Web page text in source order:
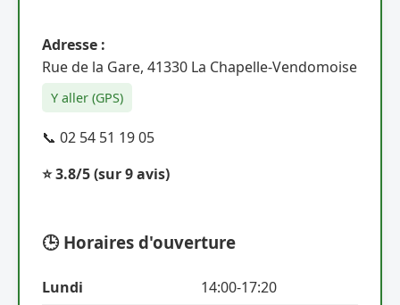
Adresse :
Rue de la Gare, 41330 La Chapelle-Vendomoise
Y aller (GPS)
📞 02 54 51 19 05
⭐ 3.8/5(sur 9 avis)
🕒 Horaires d'ouverture
Lundi
14:00-17:20